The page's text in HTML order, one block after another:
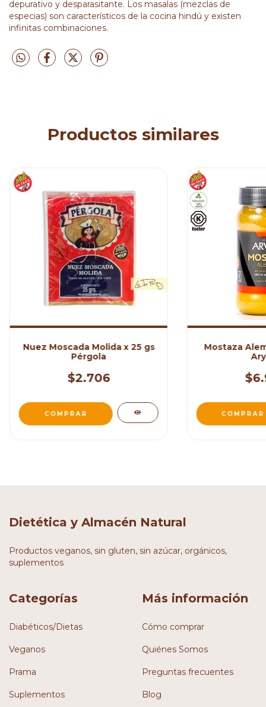
depurativo y desparasitante. Los masalas (mezclas de
especias) son característicos de la cocina hindú y existen
infinitas combinaciones.
Productos similares
Nuez Moscada Molida x 25 gs
Pérgola
$2.706
Mostaza
Dietética y Almacén Natural
Productos veganos, sin gluten, sin azúcar, orgánicos,
suplementos
Categorías
Diabéticos/Dietas
Veganos
Prama
Suplementos
Más información
Cómo comprar
Quiénes Somos
Preguntas frecuentes
Blog